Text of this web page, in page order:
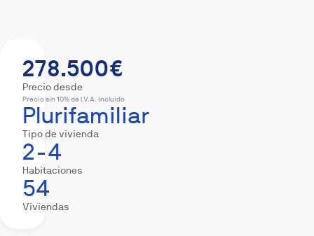
278.500€
Precio desde
Precio sin 10% de I.V.A. incluido
Plurifamiliar
Tipo de vivienda
2-4
Habitaciones
54
Viviendas